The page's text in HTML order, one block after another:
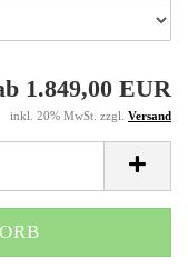
1.849,00 EUR
inkl. 20% MwSt. zzgl. Versand